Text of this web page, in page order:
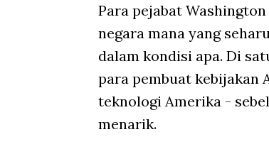
Para pejabat
negara mana yang
dalam kondisi apa. Di
para pembuat kebijakan
teknologi Amerika -
menarik.